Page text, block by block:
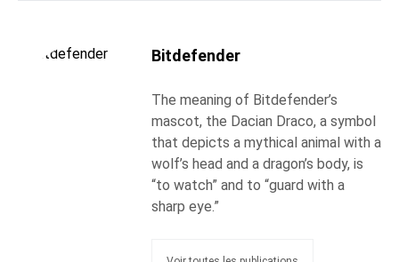
Bitdefender
The meaning of Bitdefender’s
mascot, the Dacian Draco, a symbol
that depicts a mythical animal with a
wolf’s head and a dragon’s body, is
“to watch” and to “guard with a
sharp eye.”